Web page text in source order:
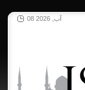
08 آب, 2026